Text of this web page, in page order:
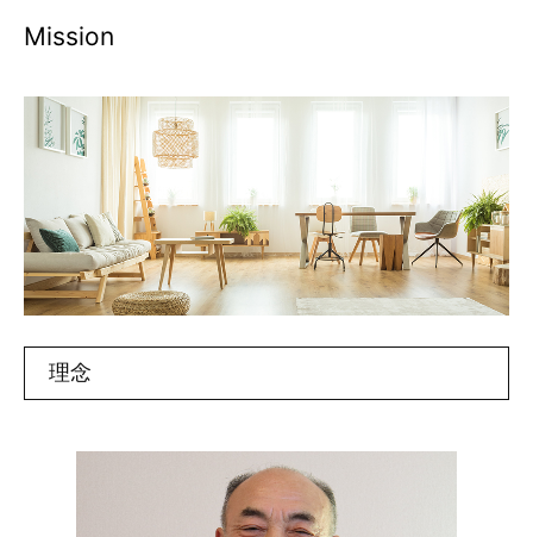
Mission
理念